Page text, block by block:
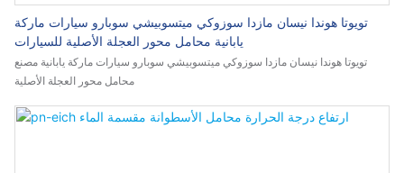
تويوتا هوندا نيسان مازدا سوزوكي ميتسوبيشي سوبارو سيارات ماركة
يابانية محامل محور العجلة الأصلية للسيارات
تويوتا هوندا نيسان مازدا سوزوكي ميتسوبيشي سوبارو سيارات ماركة يابانية مصنع
محامل محور العجلة الأصلية